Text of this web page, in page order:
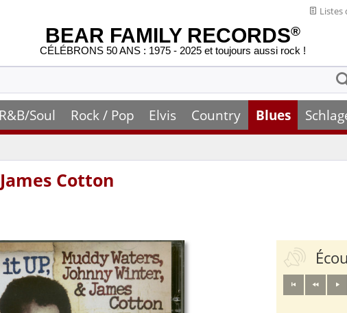
Listes
BEAR FAMILY RECORDS®
CÉLÉBRONS 50 ANS : 1975 - 2025 et toujours aussi rock !
R&B/Soul Rock / Pop Elvis Country Blues
Cotton